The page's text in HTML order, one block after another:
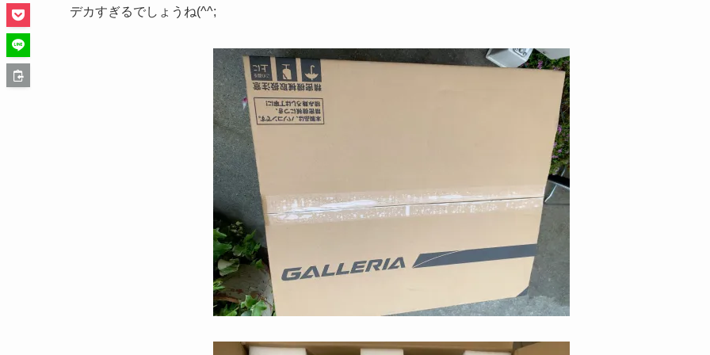
デカすぎるでしょうね(^^;